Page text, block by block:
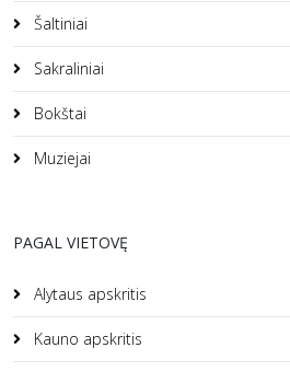
Šaltiniai
Sakraliniai
Bokštai
Muziejai
PAGAL VIETOVĘ
Alytaus apskritis
Kauno apskritis